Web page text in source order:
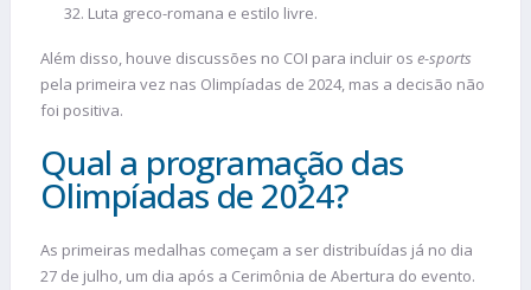
Luta greco-romana e estilo livre.
Além disso, houve discussões no COI para incluir os e-sports
pela primeira vez nas Olimpíadas de 2024, mas a decisão não
foi positiva.
Qual a programação das
Olimpíadas de 2024?
As primeiras medalhas começam a ser distribuídas já no dia
27 de julho, um dia após a Cerimônia de Abertura do evento.